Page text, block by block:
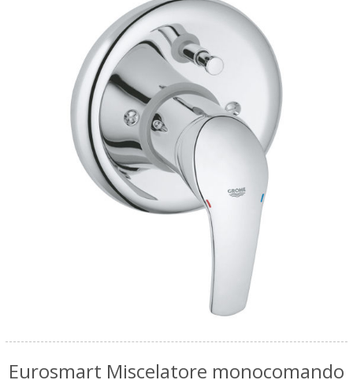
Eurosmart Miscelatore monocomando